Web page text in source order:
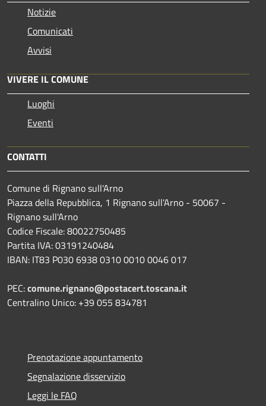
Notizie
Comunicati
Avvisi
VIVERE IL COMUNE
Luoghi
Eventi
CONTATTI
Comune di Rignano sull'Arno
Piazza della Repubblica, 1 Rignano sull'Arno - 50067 -
Rignano sull'Arno
Codice Fiscale: 80022750485
Partita IVA: 03191240484
IBAN: IT83 P030 6938 0310 0010 0046 017
PEC:comune.rignano@postacert.toscana.it
Centralino Unico: +39 055 834781
Prenotazione appuntamento
Segnalazione disservizio
Leggi le FAQ